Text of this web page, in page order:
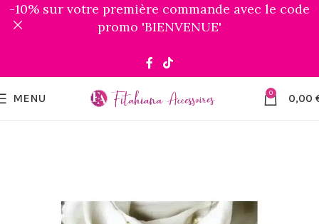
MENU 0 0,00
-10% sur votre première commande avec le code
promo 'BIENVENUE'